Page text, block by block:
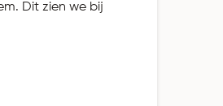
Dit zien we bij